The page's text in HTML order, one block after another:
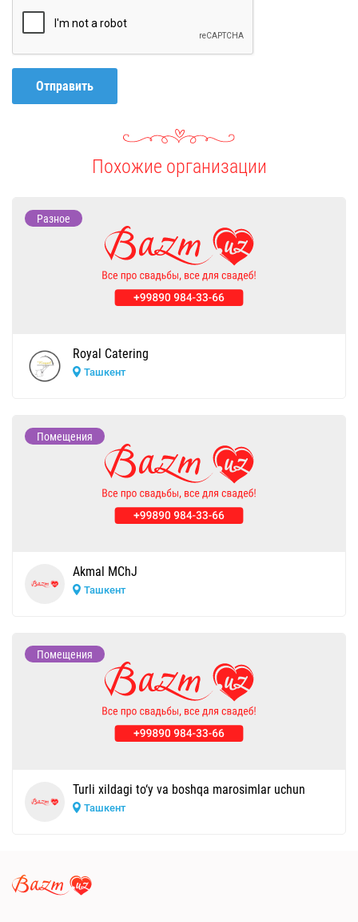
Отправить
Похожие организации
Разное
Royal Catering
Ташкент
Помещения
Akmal MChJ
Ташкент
Помещения
Turli xildagi to‘y va boshqa marosimlar uchun
Ташкент